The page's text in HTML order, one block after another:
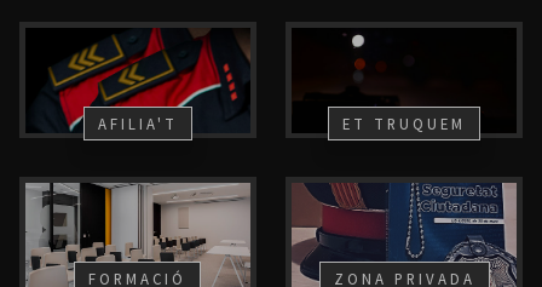
AFILIA'T ET TRUQUEM
FORMACIÓ ZONA PRIVADA